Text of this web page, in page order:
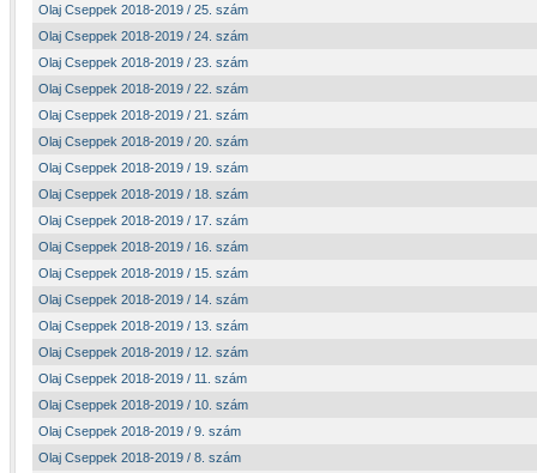
Olaj Cseppek 2018-2019 / 25. szám
Olaj Cseppek 2018-2019 / 24. szám
Olaj Cseppek 2018-2019 / 23. szám
Olaj Cseppek 2018-2019 / 22. szám
Olaj Cseppek 2018-2019 / 21. szám
Olaj Cseppek 2018-2019 / 20. szám
Olaj Cseppek 2018-2019 / 19. szám
Olaj Cseppek 2018-2019 / 18. szám
Olaj Cseppek 2018-2019 / 17. szám
Olaj Cseppek 2018-2019 / 16. szám
Olaj Cseppek 2018-2019 / 15. szám
Olaj Cseppek 2018-2019 / 14. szám
Olaj Cseppek 2018-2019 / 13. szám
Olaj Cseppek 2018-2019 / 12. szám
Olaj Cseppek 2018-2019 / 11. szám
Olaj Cseppek 2018-2019 / 10. szám
Olaj Cseppek 2018-2019 / 9. szám
Olaj Cseppek 2018-2019 / 8. szám